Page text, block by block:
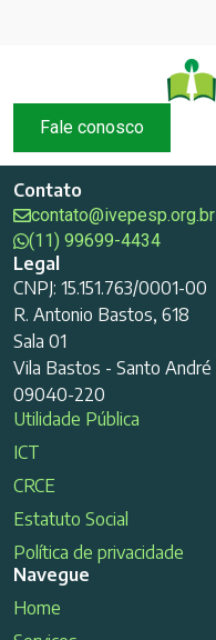
Fale conosco
Contato
contato@ivepesp.org.br
(11) 99699-4434
Legal
CNPJ: 15.151.763/0001-00
R. Antonio Bastos, 618
Sala 01
Vila Bastos - Santo André
09040-220
Utilidade Pública
ICT
CRCE
Estatuto Social
Política de privacidade
Navegue
Home